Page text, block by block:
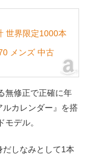
世界限定1000本
メンズ 中古
無修正で正確に年
カレンダー』を搭
デル。
しなみとして1本